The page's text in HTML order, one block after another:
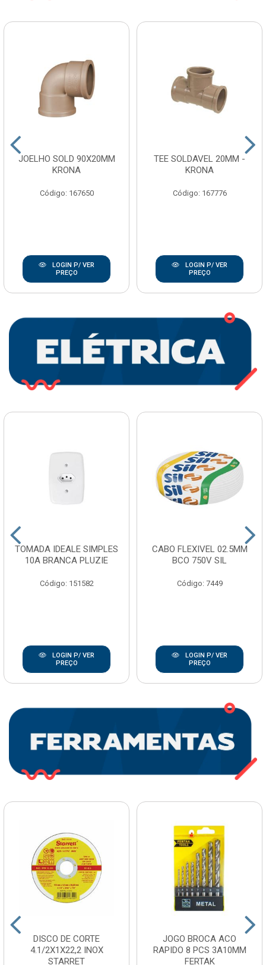
JOELHO SOLD 90X20MM
KRONA
Código: 167650
LOGIN P/ VER
PREÇO
TEE SOLDAVEL 20MM -
KRONA
Código: 167776
LOGIN P/ VER
PREÇO
TOMADA IDEALE SIMPLES
10A BRANCA PLUZIE
Código: 151582
LOGIN P/ VER
PREÇO
CABO FLEXIVEL 02.5MM
BCO 750V SIL
Código: 7449
LOGIN P/ VER
PREÇO
DISCO DE CORTE
4.1/2X1X22,2 INOX
STARRET
JOGO BROCA ACO
RAPIDO 8 PCS 3A10MM
FERTAK